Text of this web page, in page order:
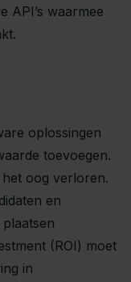
API’s waarmee
oplossingen
toevoegen.
oog verloren.
en
(ROI) moet
in